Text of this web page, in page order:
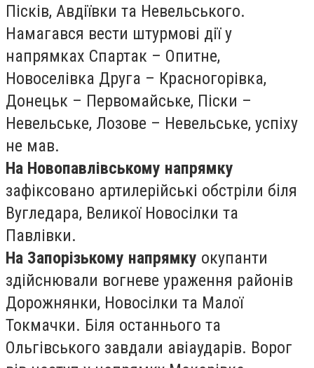
Пісків, Авдіївки та Невельського.
Намагався вести штурмові дії у
напрямках Спартак – Опитне,
Новоселівка Друга – Красногорівка,
Донецьк – Первомайське, Піски –
Невельське, Лозове – Невельське, успіху
не мав.
На Новопавлівському напрямку
зафіксовано артилерійські обстріли біля
Вугледара, Великої Новосілки та
Павлівки.
На Запорізькому напрямку окупанти
здійснювали вогневе ураження районів
Дорожнянки, Новосілки та Малої
Токмачки. Біля останнього та
Ольгівського завдали авіаударів. Ворог